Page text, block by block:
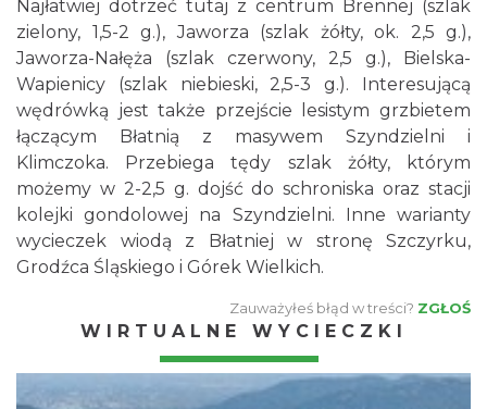
Najłatwiej dotrzeć tutaj z centrum Brennej (szlak
zielony, 1,5-2 g.), Jaworza (szlak żółty, ok. 2,5 g.),
Jaworza-Nałęża (szlak czerwony, 2,5 g.), Bielska-
Wapienicy (szlak niebieski, 2,5-3 g.). Interesującą
wędrówką jest także przejście lesistym grzbietem
łączącym Błatnią z masywem Szyndzielni i
Klimczoka. Przebiega tędy szlak żółty, którym
możemy w 2-2,5 g. dojść do schroniska oraz stacji
kolejki gondolowej na Szyndzielni. Inne warianty
wycieczek wiodą z Błatniej w stronę Szczyrku,
Grodźca Śląskiego i Górek Wielkich.
Zauważyłeś błąd w treści? ZGŁOŚ
WIRTUALNE WYCIECZKI